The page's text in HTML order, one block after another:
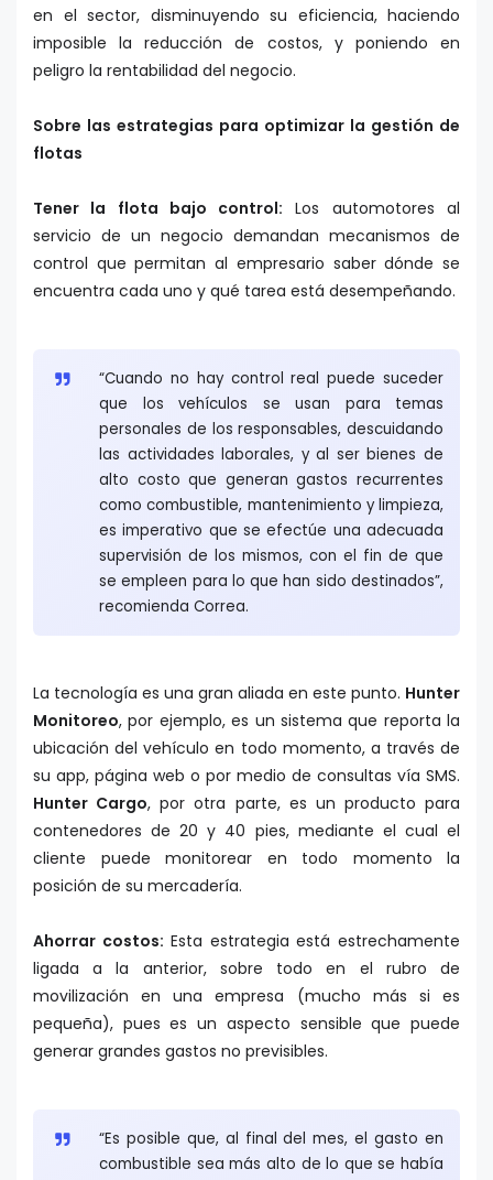
en el sector, disminuyendo su eficiencia, haciendo
imposible la reducción de costos, y poniendo en
peligro la rentabilidad del negocio.
Sobre las estrategias para optimizar la gestión de
flotas
Tener la flota bajo control: Los automotores al
servicio de un negocio demandan mecanismos de
control que permitan al empresario saber dónde se
encuentra cada uno y qué tarea está desempeñando.
“Cuando no hay control real puede suceder
que los vehículos se usan para temas
personales de los responsables, descuidando
las actividades laborales, y al ser bienes de
alto costo que generan gastos recurrentes
como combustible, mantenimiento y limpieza,
es imperativo que se efectúe una adecuada
supervisión de los mismos, con el fin de que
se empleen para lo que han sido destinados”,
recomienda Correa.
La tecnología es una gran aliada en este punto. Hunter
Monitoreo, por ejemplo, es un sistema que reporta la
ubicación del vehículo en todo momento, a través de
su app, página web o por medio de consultas vía SMS.
Hunter Cargo, por otra parte, es un producto para
contenedores de 20 y 40 pies, mediante el cual el
cliente puede monitorear en todo momento la
posición de su mercadería.
Ahorrar costos: Esta estrategia está estrechamente
ligada a la anterior, sobre todo en el rubro de
movilización en una empresa (mucho más si es
pequeña), pues es un aspecto sensible que puede
generar grandes gastos no previsibles.
“Es posible que, al final del mes, el gasto en
combustible sea más alto de lo que se había